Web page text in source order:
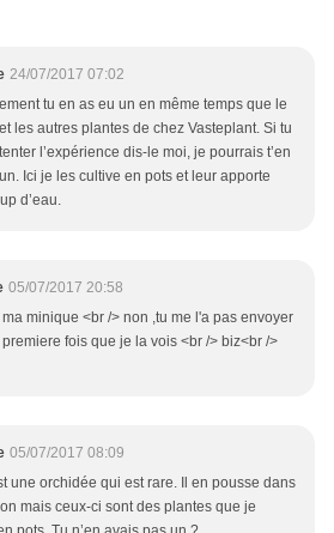
24/07/2017 07:02
tu en as eu un en même temps que le
les autres plantes de chez Vasteplant. Si tu
l’expérience dis-le moi, je pourrais t’en
Ici je les cultive en pots et leur apporte
d’eau.
05/07/2017 20:58
minique <br /> non ,tu me l'a pas envoyer
premiere fois que je la vois <br /> biz<br />
05/07/2017 08:09
une orchidée qui est rare. Il en pousse dans
mais ceux-ci sont des plantes que je